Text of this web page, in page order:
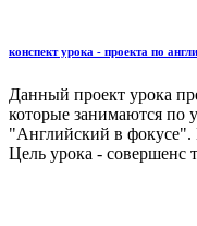
конспект урока - проекта по
Данный проект урока
которые занимаются по
"Английский в фокусе".
Цель урока - совершенс